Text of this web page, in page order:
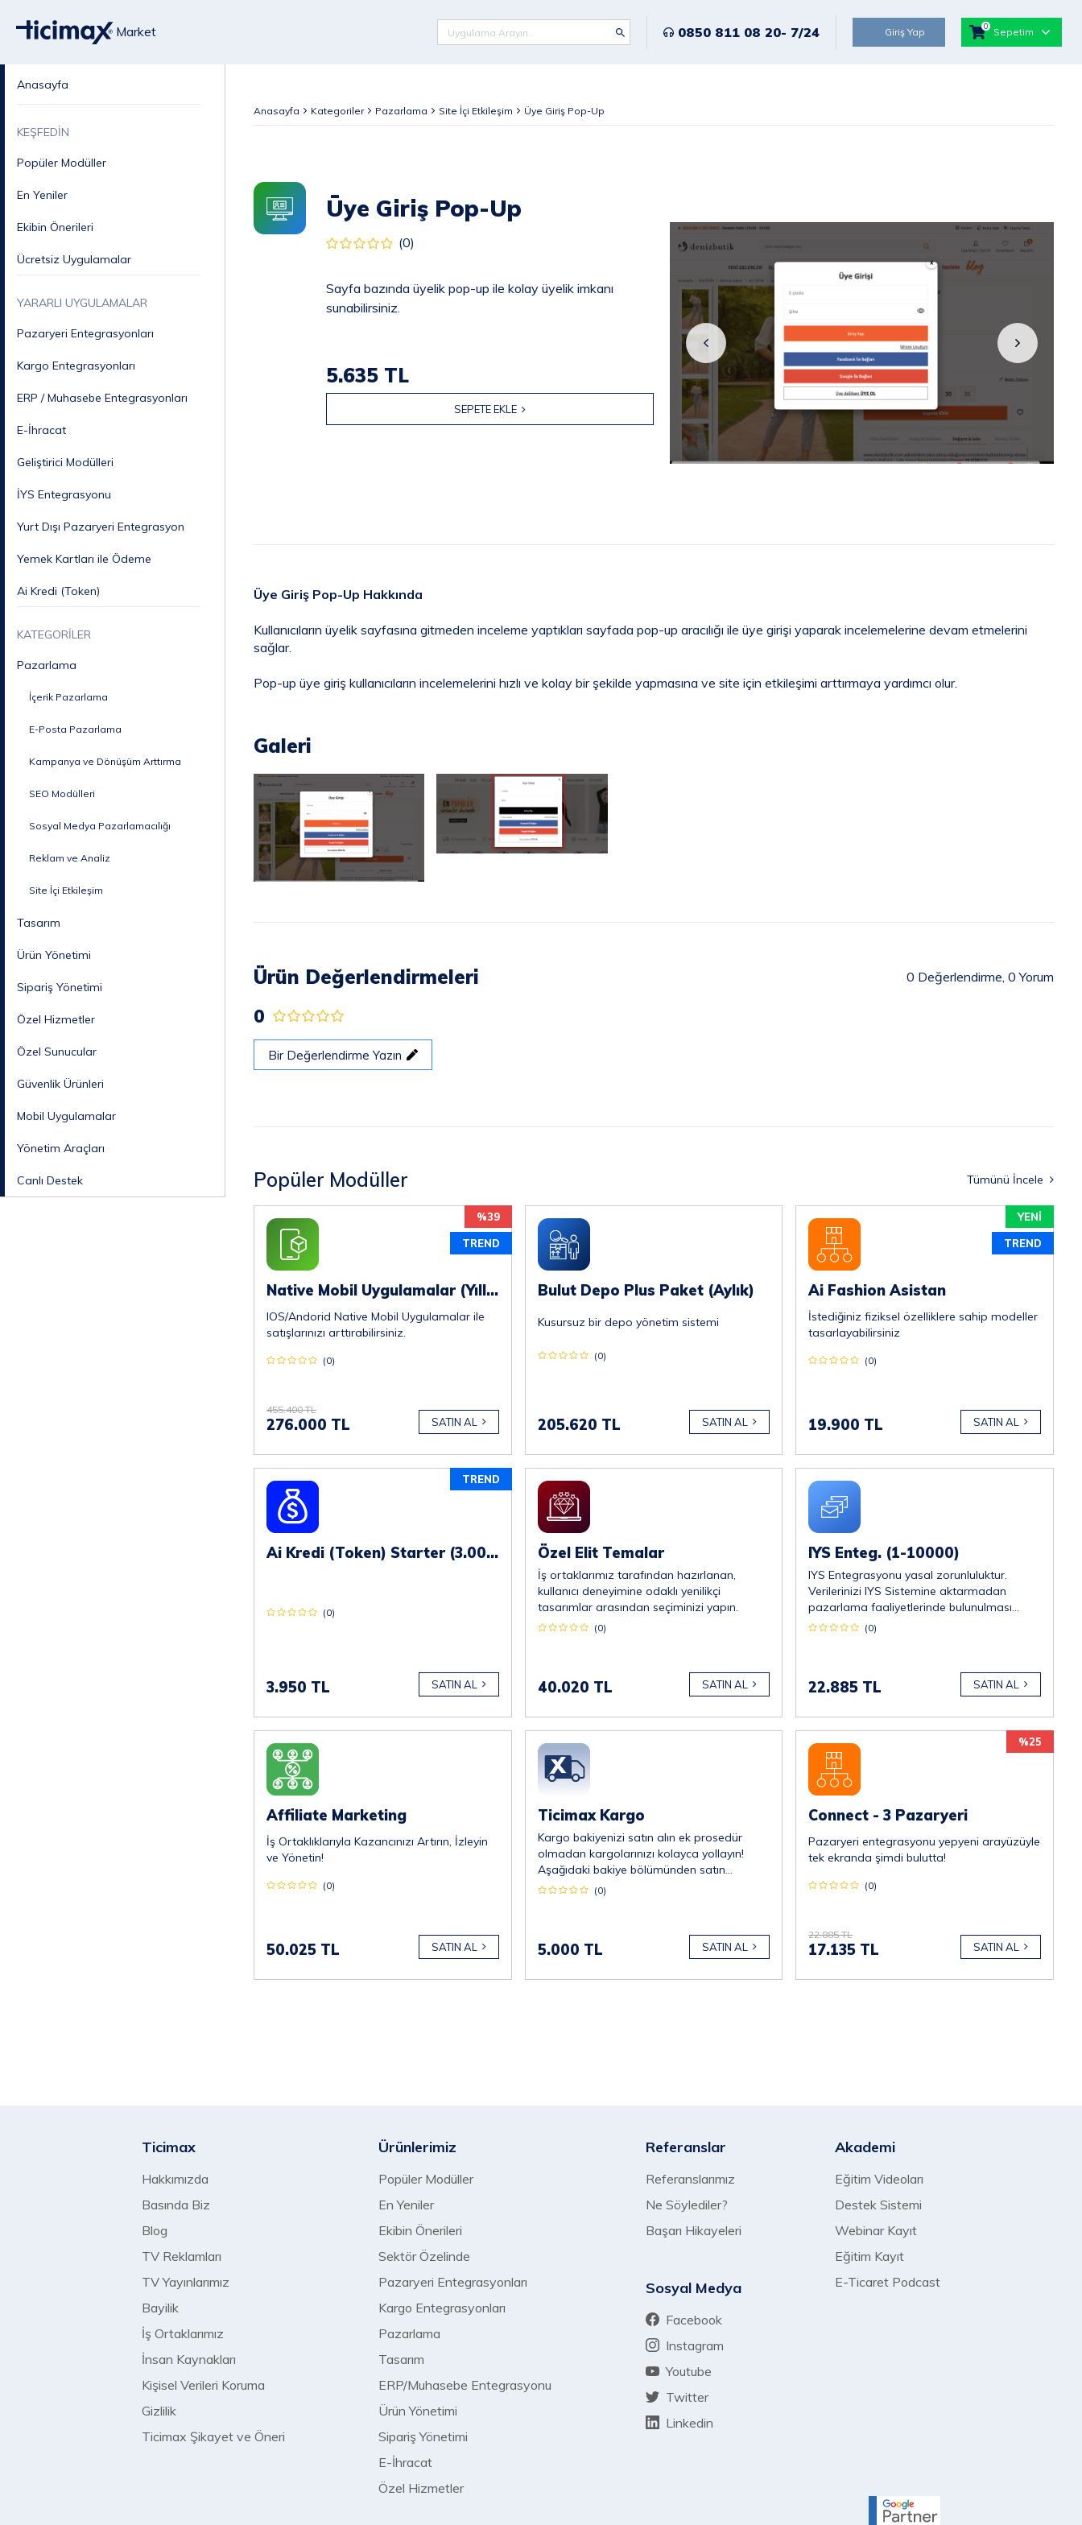
Market 0850 811 08 20- 7/24 Giriş Yap Sepetim
0
Anasayfa
KEŞFEDİN
Popüler Modüller
En Yeniler
Ekibin Önerileri
Ücretsiz Uygulamalar
YARARLI UYGULAMALAR
Pazaryeri Entegrasyonları
Kargo Entegrasyonları
ERP / Muhasebe Entegrasyonları
E-İhracat
Geliştirici Modülleri
İYS Entegrasyonu
Yurt Dışı Pazaryeri Entegrasyon
Yemek Kartları ile Ödeme
Ai Kredi (Token)
KATEGORİLER
Pazarlama
İçerik Pazarlama
E-Posta Pazarlama
Kampanya ve Dönüşüm Arttırma
SEO Modülleri
Sosyal Medya Pazarlamacılığı
Reklam ve Analiz
Site İçi Etkileşim
Tasarım
Ürün Yönetimi
Sipariş Yönetimi
Özel Hizmetler
Özel Sunucular
Güvenlik Ürünleri
Mobil Uygulamalar
Yönetim Araçları
Canlı Destek
Anasayfa Kategoriler Pazarlama Site İçi Etkileşim Üye Giriş Pop-Up
Üye Giriş Pop-Up
(0)
Sayfa bazında üyelik pop-up ile kolay üyelik imkanı
sunabilirsiniz.
5.635 TL
SEPETE EKLE
Üye Giriş Pop-Up Hakkında
Kullanıcıların üyelik sayfasına gitmeden inceleme yaptıkları sayfada pop-up aracılığı ile üye girişi yaparak incelemelerine devam etmelerini
sağlar.
Pop-up üye giriş kullanıcıların incelemelerini hızlı ve kolay bir şekilde yapmasına ve site için etkileşimi arttırmaya yardımcı olur.
Galeri
Ürün Değerlendirmeleri 0 Değerlendirme, 0 Yorum
0
Bir Değerlendirme Yazın
Popüler Modüller Tümünü İncele
Native Mobil Uygulamalar (Yıllık)
IOS/Andorid Native Mobil Uygulamalar ile
satışlarınızı arttırabilirsiniz.
(0)
455.400 TL
276.000 TL SATIN AL
%39
TREND
Bulut Depo Plus Paket (Aylık)
Kusursuz bir depo yönetim sistemi
(0)
205.620 TL SATIN AL
Ai Fashion Asistan
İstediğiniz fiziksel özelliklere sahip modeller
tasarlayabilirsiniz
(0)
19.900 TL SATIN AL
YENİ
TREND
Ai Kredi (Token) Starter (3.000)
(0)
3.950 TL SATIN AL
TREND
Özel Elit Temalar
İş ortaklarımız tarafından hazırlanan,
kullanıcı deneyimine odaklı yenilikçi
tasarımlar arasından seçiminizi yapın.
(0)
40.020 TL SATIN AL
IYS Enteg. (1-10000)
IYS Entegrasyonu yasal zorunluluktur.
Verilerinizi IYS Sistemine aktarmadan
pazarlama faaliyetlerinde bulunulması
risklidir.
(0)
22.885 TL SATIN AL
Affiliate Marketing
İş Ortaklıklarıyla Kazancınızı Artırın, İzleyin
ve Yönetin!
(0)
50.025 TL SATIN AL
Ticimax Kargo
Kargo bakiyenizi satın alın ek prosedür
olmadan kargolarınızı kolayca yollayın!
Aşağıdaki bakiye bölümünden satın
alacağınız bakiyeyi belirleyebilirsiniz.
(0)
5.000 TL SATIN AL
Connect - 3 Pazaryeri
Pazaryeri entegrasyonu yepyeni arayüzüyle
tek ekranda şimdi bulutta!
(0)
22.885 TL
17.135 TL SATIN AL
%25
Ticimax
Hakkımızda
Basında Biz
Blog
TV Reklamları
TV Yayınlarımız
Bayilik
İş Ortaklarımız
İnsan Kaynakları
Kişisel Verileri Koruma
Gizlilik
Ticimax Şikayet ve Öneri
Ürünlerimiz
Popüler Modüller
En Yeniler
Ekibin Önerileri
Sektör Özelinde
Pazaryeri Entegrasyonları
Kargo Entegrasyonları
Pazarlama
Tasarım
ERP/Muhasebe Entegrasyonu
Ürün Yönetimi
Sipariş Yönetimi
E-İhracat
Özel Hizmetler
Referanslar
Referanslarımız
Ne Söylediler?
Başarı Hikayeleri
Sosyal Medya
Facebook
Instagram
Youtube
Twitter
Linkedin
Akademi
Eğitim Videoları
Destek Sistemi
Webinar Kayıt
Eğitim Kayıt
E-Ticaret Podcast